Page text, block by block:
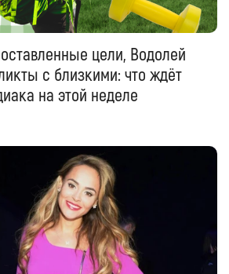
цели, Водолей
с близкими: что ждёт
на этой неделе